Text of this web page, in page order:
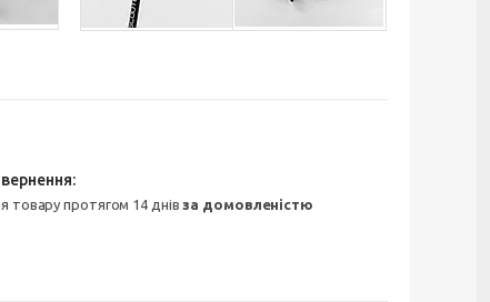
товару протягом 14 днівза домовленістю